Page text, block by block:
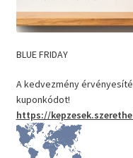
BLUE FRIDAY
A kedvezmény
kuponkódot!
https://
Videólejátszó